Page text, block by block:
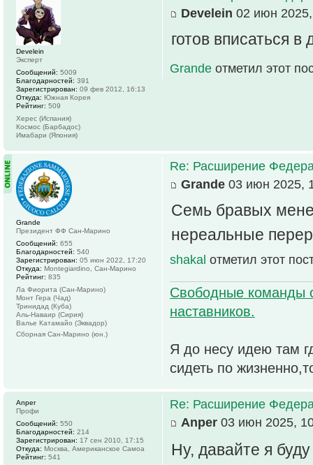
Develein 02 июн
готов вписаться в
Grande отметил этот
Develein
Эксперт
Сообщений: 5009
Благодарностей: 391
Зарегистрирован: 09 фев 2012, 16:13
Откуда: Южная Корея
Рейтинг: 509
Херес (Испания)
Космос (Барбадос)
Имабари (Япония)
Re: Расширение
Grande 03 июн 2025,
Семь бравых
нереальные
shakal отметил этот
Свободные команды
наставников.
Я до несу идею там
сидеть по
Grande
Президент ФФ Сан-Марино
Сообщений: 655
Благодарностей: 540
Зарегистрирован: 05 июн 2022, 17:20
Откуда: Montegiardino, Сан-Марино
Рейтинг: 835
Ла Фиорита (Сан-Марино)
Монт Гера (Чад)
Тринидад (Куба)
Аль-Наваир (Сирия)
Валье Катамайо (Эквадор)
Сборная Сан-Марино (юн.)
Re: Расширение
Anper 03 июн 2025,
Ну, давайте я
Anper
Профи
Сообщений: 550
Благодарностей: 214
Зарегистрирован: 17 сен 2010, 17:15
Откуда: Москва, Американское Самоа
Рейтинг: 541